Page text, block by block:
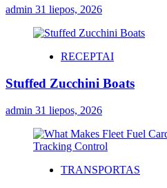
admin 31 liepos, 2026
RECEPTAI
Stuffed Zucchini Boats
admin 31 liepos, 2026
TRANSPORTAS